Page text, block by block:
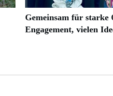
Gemeinsam für
Engagement, vielen